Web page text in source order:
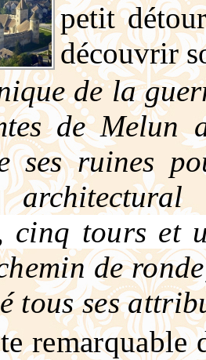
petit
découvrir
de la
de
ses ruines
cinq tours et
de
tous ses
remarquable